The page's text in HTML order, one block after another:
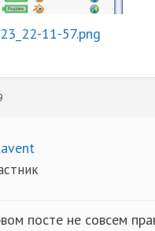
11-57.png
посте не совсем